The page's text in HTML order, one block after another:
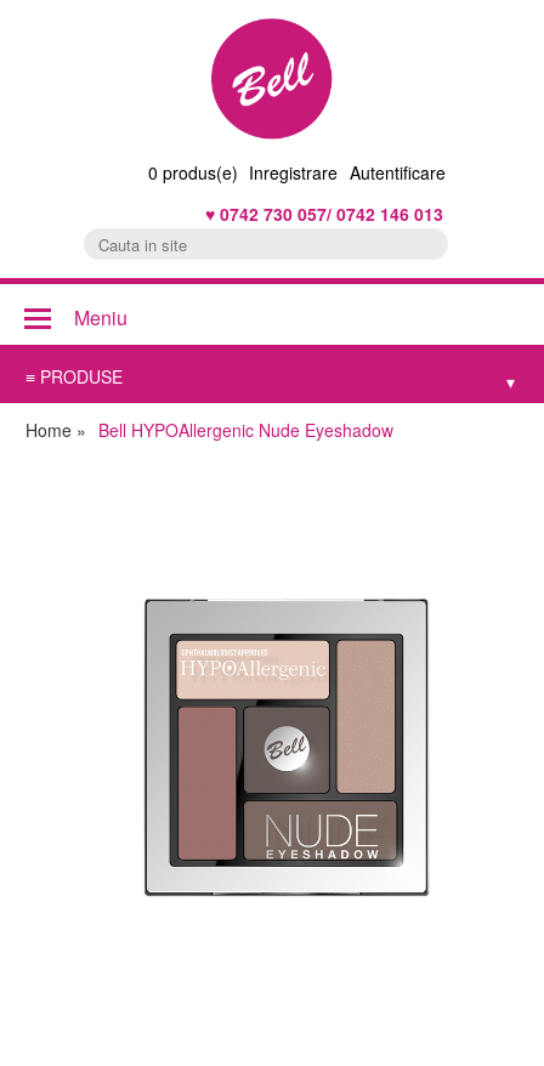
0 produs(e) Inregistrare Autentificare
♥ 0742 730 057/ 0742 146 013
Meniu
≡ PRODUSE ▾
Home » Bell HYPOAllergenic Nude Eyeshadow